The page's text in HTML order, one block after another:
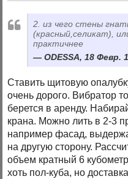
2. из чего стены
(красный,селикат),
практичнее
ODESSA, 18 Февр.
Ставить щитовую
очень дорого. Вибратор
берется в аренду.
крана. Можно лить в 2-3
например фасад,
на другую сторону.
объем кратный 6
хоть пол-куба, но